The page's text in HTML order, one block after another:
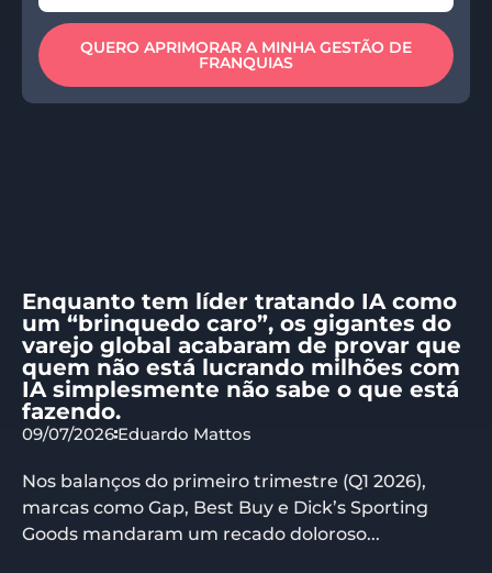
QUERO APRIMORAR A MINHA GESTÃO DE
FRANQUIAS
Enquanto tem líder tratando IA como
um “brinquedo caro”, os gigantes do
varejo global acabaram de provar que
quem não está lucrando milhões com
IA simplesmente não sabe o que está
fazendo.
09/07/2026 Eduardo Mattos
Nos balanços do primeiro trimestre (Q1 2026),
marcas como Gap, Best Buy e Dick’s Sporting
Goods mandaram um recado doloroso...